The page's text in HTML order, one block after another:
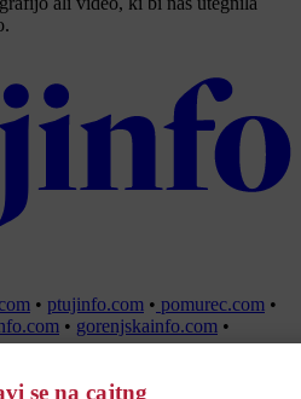
• ptujinfo.com • pomurec.com •
• gorenjskainfo.com •
se na cajtng